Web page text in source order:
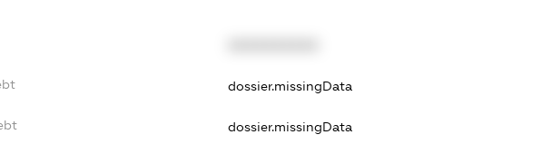
dossier.missingData
dossier.missingData